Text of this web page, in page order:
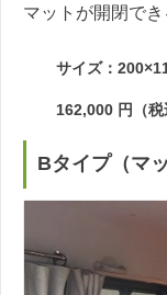
マットが開閉で
サイズ：
162,000 円（税
Bタイプ（マ